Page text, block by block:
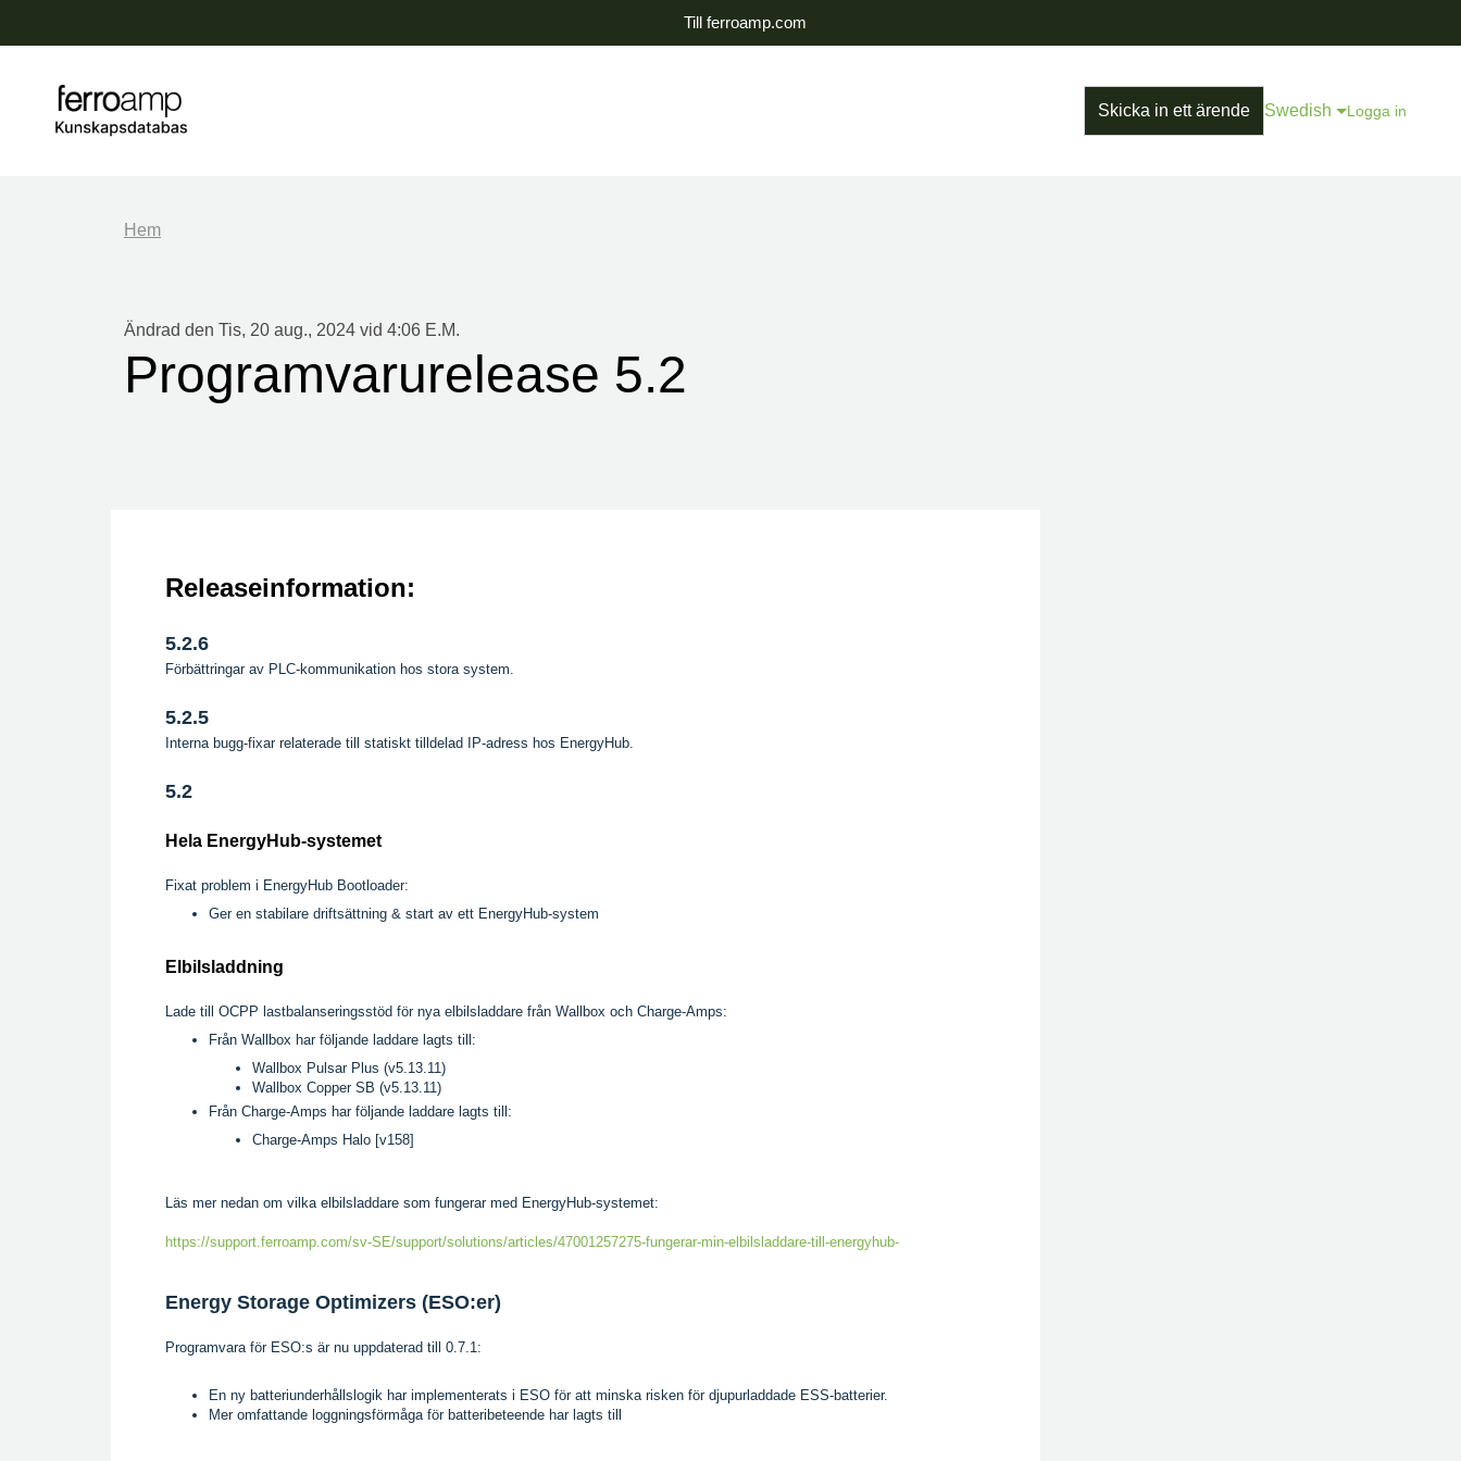
Till ferroamp.com
Skicka in ett ärende Swedish Logga in
Hem
Ändrad den Tis, 20 aug., 2024 vid 4:06 E.M.
Programvarurelease 5.2
Releaseinformation:
5.2.6
Förbättringar av PLC-kommunikation hos stora system.
5.2.5
Interna bugg-fixar relaterade till statiskt tilldelad IP-adress hos EnergyHub.
5.2
Hela EnergyHub-systemet
Fixat problem i EnergyHub Bootloader:
Ger en stabilare driftsättning & start av ett EnergyHub-system
Elbilsladdning
Lade till OCPP lastbalanseringsstöd för nya elbilsladdare från Wallbox och Charge-Amps:
Från Wallbox har följande laddare lagts till:
Wallbox Pulsar Plus (v5.13.11)
Wallbox Copper SB (v5.13.11)
Från Charge-Amps har följande laddare lagts till:
Charge-Amps Halo [v158]
Läs mer nedan om vilka elbilsladdare som fungerar med EnergyHub-systemet:
https://support.ferroamp.com/sv-SE/support/solutions/articles/47001257275-fungerar-min-elbilsladdare-till-energyhub-
Energy Storage Optimizers (ESO:er)
Programvara för ESO:s är nu uppdaterad till 0.7.1:
En ny batteriunderhållslogik har implementerats i ESO för att minska risken för djupurladdade ESS-batterier.
Mer omfattande loggningsförmåga för batteribeteende har lagts till